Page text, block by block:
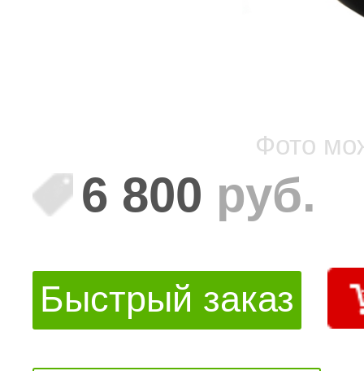
6 800 руб.
Быстрый заказ
Фото